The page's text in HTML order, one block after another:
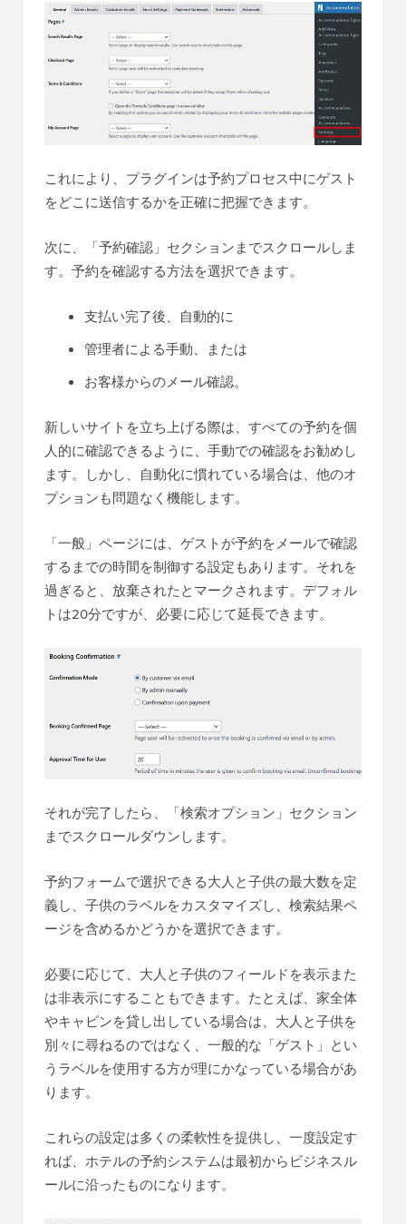
これにより、プラグインは予約プロセス中にゲスト
をどこに送信するかを正確に把握できます。
次に、「予約確認」セクションまでスクロールしま
す。予約を確認する方法を選択できます。
支払い完了後、自動的に
管理者による手動、または
お客様からのメール確認。
新しいサイトを立ち上げる際は、すべての予約を個
人的に確認できるように、手動での確認をお勧めし
ます。しかし、自動化に慣れている場合は、他のオ
プションも問題なく機能します。
「一般」ページには、ゲストが予約をメールで確認
するまでの時間を制御する設定もあります。それを
過ぎると、放棄されたとマークされます。デフォル
トは20分ですが、必要に応じて延長できます。
それが完了したら、「検索オプション」セクション
までスクロールダウンします。
予約フォームで選択できる大人と子供の最大数を定
義し、子供のラベルをカスタマイズし、検索結果ペ
ージを含めるかどうかを選択できます。
必要に応じて、大人と子供のフィールドを表示また
は非表示にすることもできます。たとえば、家全体
やキャビンを貸し出している場合は、大人と子供を
別々に尋ねるのではなく、一般的な「ゲスト」とい
うラベルを使用する方が理にかなっている場合があ
ります。
これらの設定は多くの柔軟性を提供し、一度設定す
れば、ホテルの予約システムは最初からビジネスル
ールに沿ったものになります。